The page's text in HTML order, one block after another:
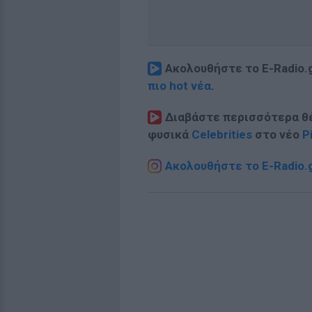
Ακολουθήστε το E-
πιο hot νέα.
Διαβάστε περισσότερα
φυσικά Celebrities στο νέο
Ακολουθήστε το E-